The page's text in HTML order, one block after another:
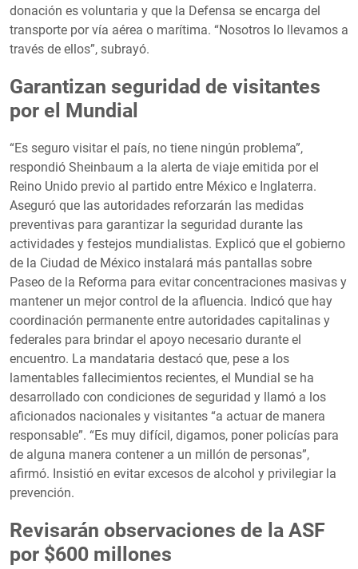
donación es voluntaria y que la Defensa se encarga del
transporte por vía aérea o marítima. “Nosotros lo llevamos a
través de ellos”, subrayó.
Garantizan seguridad de visitantes
por el Mundial
“Es seguro visitar el país, no tiene ningún problema”,
respondió Sheinbaum a la alerta de viaje emitida por el
Reino Unido previo al partido entre México e Inglaterra.
Aseguró que las autoridades reforzarán las medidas
preventivas para garantizar la seguridad durante las
actividades y festejos mundialistas. Explicó que el gobierno
de la Ciudad de México instalará más pantallas sobre
Paseo de la Reforma para evitar concentraciones masivas y
mantener un mejor control de la afluencia. Indicó que hay
coordinación permanente entre autoridades capitalinas y
federales para brindar el apoyo necesario durante el
encuentro. La mandataria destacó que, pese a los
lamentables fallecimientos recientes, el Mundial se ha
desarrollado con condiciones de seguridad y llamó a los
aficionados nacionales y visitantes “a actuar de manera
responsable”. “Es muy difícil, digamos, poner policías para
de alguna manera contener a un millón de personas”,
afirmó. Insistió en evitar excesos de alcohol y privilegiar la
prevención.
Revisarán observaciones de la ASF
por $600 millones